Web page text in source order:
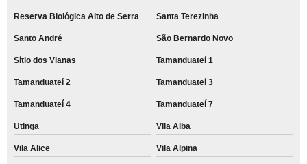
Reserva Biológica Alto de Serra Santa Terezinha
Santo André São Bernardo Novo
Sítio dos Vianas Tamanduateí 1
Tamanduateí 2 Tamanduateí 3
Tamanduateí 4 Tamanduateí 7
Utinga Vila Alba
Vila Alice Vila Alpina